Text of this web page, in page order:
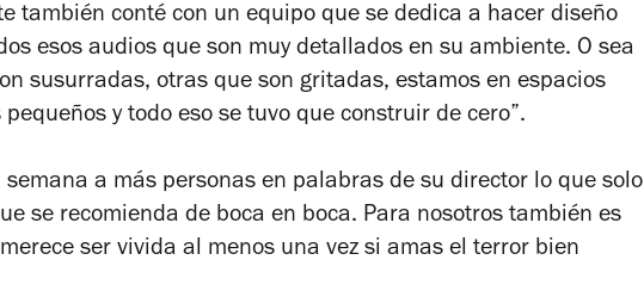
también conté con un equipo que se dedica a hacer diseño
esos audios que son muy detallados en su ambiente. O sea
susurradas, otras que son gritadas, estamos en espacios
y todo eso se tuvo que construir de cero”.
a más personas en palabras de su director lo que solo
se recomienda de boca en boca. Para nosotros también es
ser vivida al menos una vez si amas el terror bien